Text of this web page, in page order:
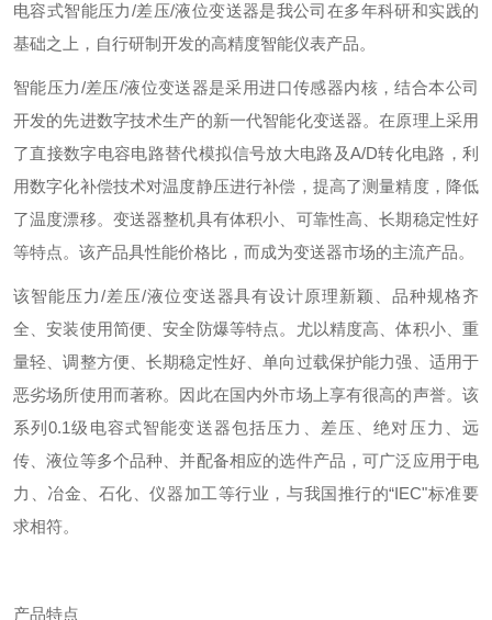
电容式智能压力/差压/液位变送器是我公司在多年科研和实践的
基础之上，自行研制开发的高精度智能仪表产品。
智能压力/差压/液位变送器是采用进口传感器内核，结合本公司
开发的先进数字技术生产的新一代智能化变送器。在原理上采用
了直接数字电容电路替代模拟信号放大电路及A/D转化电路，利
用数字化补偿技术对温度静压进行补偿，提高了测量精度，降低
了温度漂移。变送器整机具有体积小、可靠性高、长期稳定性好
等特点。该产品具性能价格比，而成为变送器市场的主流产品。
该智能压力/差压/液位变送器具有设计原理新颖、品种规格齐
全、安装使用简便、安全防爆等特点。尤以精度高、体积小、重
量轻、调整方便、长期稳定性好、单向过载保护能力强、适用于
恶劣场所使用而著称。因此在国内外市场上享有很高的声誉。该
系列0.1级电容式智能变送器包括压力、差压、绝对压力、远
传、液位等多个品种、并配备相应的选件产品，可广泛应用于电
力、冶金、石化、仪器加工等行业，与我国推行的“IEC"标准要
求相符。
产品特点